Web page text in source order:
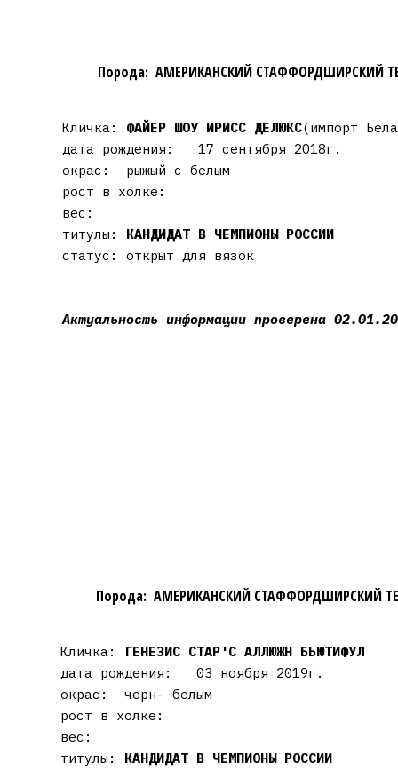
Порода: АМЕРИКАНСКИЙ СТАФФОРДШИРСКИЙ
Кличка: ФАЙЕР ШОУ ИРИСС ДЕЛЮКС(импорт
дата рождения: 17 сентября 2018г.
окрас: рыжый с белым
рост в холке:
вес:
титулы: КАНДИДАТ В ЧЕМПИОНЫ РОССИИ
статус: открыт для вязок
Актуальность информации проверена
Порода: АМЕРИКАНСКИЙ СТАФФОРДШИРСКИЙ
Кличка:
ГЕНЕЗИС СТАР'C АЛЛЮЖН БЬЮТИФУЛ
дата рождения: 03 ноября 2019г.
окрас: черн- белым
рост в холке:
вес:
титулы: КАНДИДАТ В ЧЕМПИОНЫ РОССИИ